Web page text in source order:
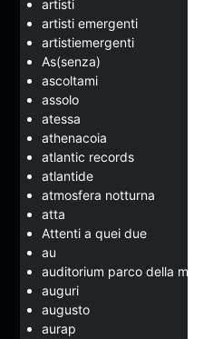
artisti
artisti emergenti
artistiemergenti
As(senza)
ascoltami
assolo
atessa
athenacoia
atlantic records
atlantide
atmosfera notturna
atta
Attenti a quei due
au
auditorium parco della musica
auguri
augusto
aurap